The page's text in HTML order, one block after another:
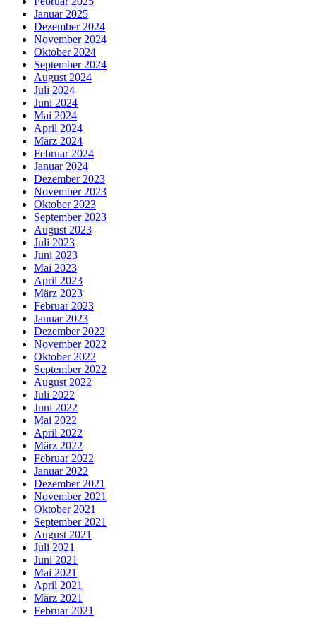
Januar 2025
Dezember 2024
November 2024
Oktober 2024
September 2024
August 2024
Juli 2024
Juni 2024
Mai 2024
April 2024
März 2024
Februar 2024
Januar 2024
Dezember 2023
November 2023
Oktober 2023
September 2023
August 2023
Juli 2023
Juni 2023
Mai 2023
April 2023
März 2023
Februar 2023
Januar 2023
Dezember 2022
November 2022
Oktober 2022
September 2022
August 2022
Juli 2022
Juni 2022
Mai 2022
April 2022
März 2022
Februar 2022
Januar 2022
Dezember 2021
November 2021
Oktober 2021
September 2021
August 2021
Juli 2021
Juni 2021
Mai 2021
April 2021
März 2021
Februar 2021